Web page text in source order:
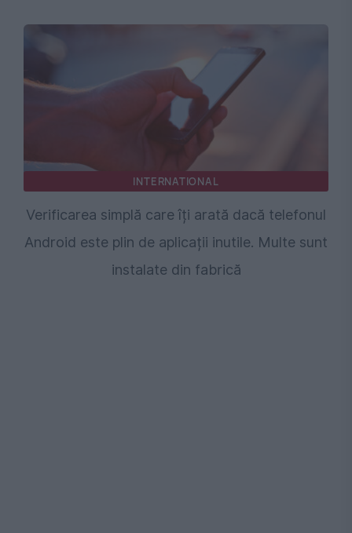
INTERNATIONAL
Verificarea simplă care îți arată dacă telefonul
Android este plin de aplicații inutile. Multe sunt
instalate din fabrică